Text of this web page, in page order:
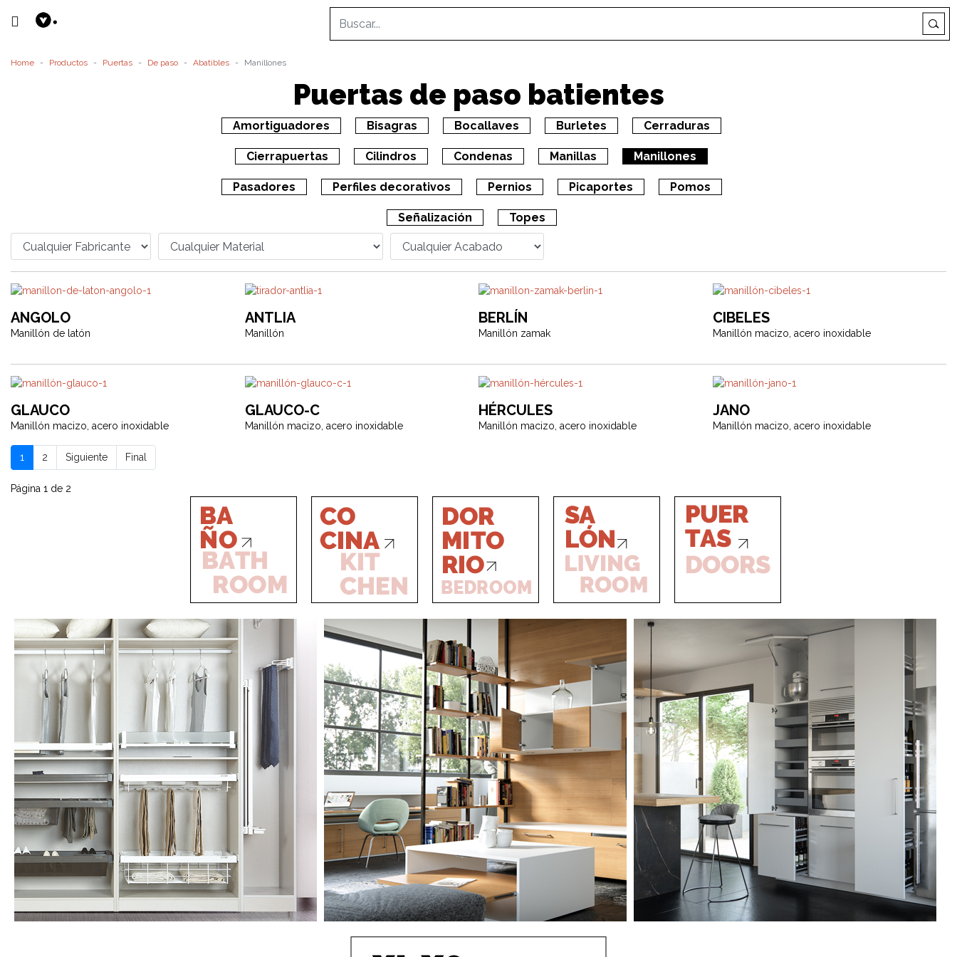
Home Productos Puertas De paso Abatibles Manillones
Puertas de paso batientes
Amortiguadores Bisagras Bocallaves Burletes Cerraduras
Cierrapuertas Cilindros Condenas Manillas Manillones
Pasadores Perfiles decorativos Pernios Picaportes Pomos
Señalización Topes
ANGOLO
Manillón de latón
ANTLIA
Manillón
BERLÍN
Manillón zamak
CIBELES
Manillón macizo, acero inoxidable
GLAUCO
Manillón macizo, acero inoxidable
GLAUCO-C
Manillón macizo, acero inoxidable
HÉRCULES
Manillón macizo, acero inoxidable
JANO
Manillón macizo, acero inoxidable
1 2 Siguiente Final
Página 1 de 2